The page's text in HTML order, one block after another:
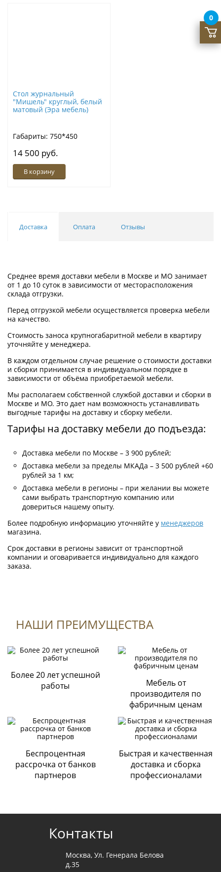
Стол журнальный
"Мишель" круглый, белый
матовый (Эра мебель)
Габариты: 750*450
14 500 руб.
В корзину
Доставка Оплата Отзывы
Среднее время доставки мебели в Москве и МО занимает
от 1 до 10 суток в зависимости от месторасположения
склада отгрузки.
Перед отгрузкой мебели осуществляется проверка мебели
на качество.
Стоимость заноса крупногабаритной мебели в квартиру
уточняйте у менеджера.
В каждом отдельном случае решение о стоимости доставки
и сборки принимается в индивидуальном порядке в
зависимости от объёма приобретаемой мебели.
Мы располагаем собственной службой доставки и сборки в
Москве и МО. Это дает нам возможность устанавливать
выгодные тарифы на доставку и сборку мебели.
Тарифы на доставку мебели до подъезда:
Доставка мебели по Москве – 3 900 рублей;
Доставка мебели за пределы МКАДа – 3 500 рублей +60
рублей за 1 км;
Доставка мебели в регионы – при желании вы можете
сами выбрать транспортную компанию или
довериться нашему опыту.
Более подробную информацию уточняйте у менеджеров
магазина.
Срок доставки в регионы зависит от транспортной
компании и оговаривается индивидуально для каждого
заказа.
Формы оплаты
Оплата по QR-коду
Быстрая и выгодная оплата товара на сайте или через
мобильное приложение Вашего банка;
Оплата картами
Visa, Mastercard, Сбербанк и т.д.
Через терминал магазина «Стильная мебель»;
Безналичная оплата
По выставленному счету на расчетный счет Компании
ООО «ДИАРТ-М» (банк Райффайзен);
Наличными при получении мебели.
К данному товару нет отзывов.
Поделитесь вашим мнением
Cогласие с политикой конфиденциальности
НАШИ ПРЕИМУЩЕСТВА
Более 20 лет успешной
работы
Мебель от
производителя по
фабричным ценам
Беспроцентная
рассрочка от банков
партнеров
Быстрая и качественная
доставка и сборка
профессионалами
Контакты
Москва, Ул. Генерала Белова
д.35
0